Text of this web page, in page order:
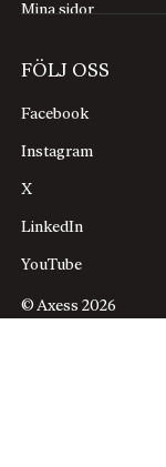
Mina sidor
FÖLJ OSS
Facebook
Instagram
X
LinkedIn
YouTube
© Axess 2026